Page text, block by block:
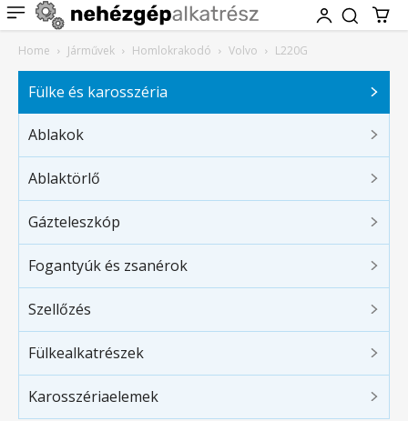
Home Járművek Homlokrakodó Volvo L220G
Fülke és karosszéria
Ablakok
Ablaktörlő
Gázteleszkóp
Fogantyúk és zsanérok
Szellőzés
Fülkealkatrészek
Karosszériaelemek